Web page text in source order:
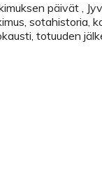
päivät ,
sotahistoria,
totuuden